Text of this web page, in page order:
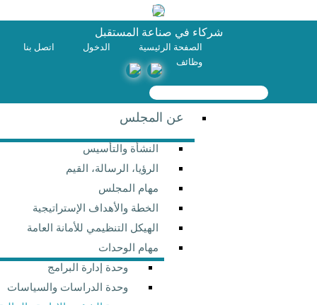
شركاء في صناعة المستقبل
الصفحة الرئيسية الدخول
اتصل بنا
البحث
عن المجلس
النشأة والتأسيس
الرؤيا، الرسالة، القيم
مهام المجلس
الخطة والأهداف الإستراتيجية
الهيكل التنظيمي للأمانة العامة
مهام الوحدات
وحدة إدارة البرامج
وحدة الدراسات والسياسات